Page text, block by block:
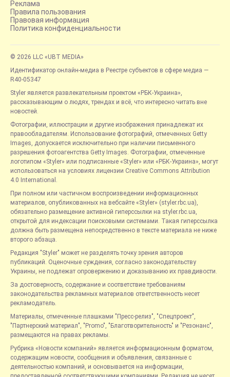
Реклама
Правила пользования
Правовая информация
Политика конфиденциальности
© 2026 LLC «UBT MEDIA»
Идентификатор онлайн-медиа в Реестре субъектов в сфере медиа —
R40-05347
Styler является развлекательным проектом «РБК-Украина»,
рассказывающим о людях, трендах и всё, что интересно читать вне
новостей.
Фотографии, иллюстрации и другие изображения принадлежат их
правообладателям. Использование фотографий, отмеченных Getty
Images, допускается исключительно при наличии письменного
разрешения фотоагентства Getty Images. Фотографии, отмеченные
логотипом «Styler» или подписанные «Styler» или «РБК-Украина», могут
использоваться на условиях лицензии Creative Commons Attribution
4.0 International.
При полном или частичном воспроизведении информационных
материалов, опубликованных на вебсайте «Styler» (styler.rbc.ua),
обязательно размещение активной гиперссылки на styler.rbc.ua,
открытой для индексации поисковыми системами. Такая гиперссылка
должна быть размещена непосредственно в тексте материала не ниже
второго абзаца.
Редакция "Styler" может не разделять точку зрения авторов
публикаций. Оценочные суждения, согласно законодательству
Украины, не подлежат опровержению и доказыванию их правдивости.
За достоверность, содержание и соответствие требованиям
законодательства рекламных материалов ответственность несет
рекламодатель.
Материалы, отмеченные плашками "Пресс-релиз", "Спецпроект",
"Партнерский материал", "Promo", "Благотворительность" и "Резонанс",
размещаются на правах рекламы.
Рубрика «Новости компаний» является информационным форматом,
содержащим новости, сообщения и объявления, связанные с
деятельностью компаний, и основывается на информации,